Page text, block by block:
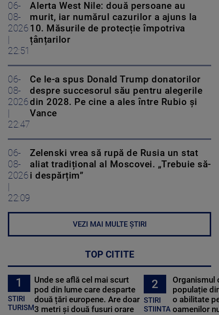
06-
08-
2026
22:51
Alerta West Nile: două persoane au
murit, iar numărul cazurilor a ajuns la
10. Măsurile de protecție împotriva
țânțarilor
06-
08-
2026
22:47
Ce le-a spus Donald Trump donatorilor
despre succesorul său pentru alegerile
din 2028. Pe cine a ales între Rubio și
Vance
06-
08-
2026
22:09
Zelenski vrea să rupă de Rusia un stat
aliat tradițional al Moscovei. „Trebuie să-
i despărțim”
VEZI MAI MULTE ȘTIRI
TOP CITITE
1
STIRI
TURISM
Unde se află cel mai scurt
pod din lume care desparte
două țări europene. Are doar
3 metri și două fusuri orare
2
STIRI
STIINTA
Organismul
populație
o abilitate
oamenilor